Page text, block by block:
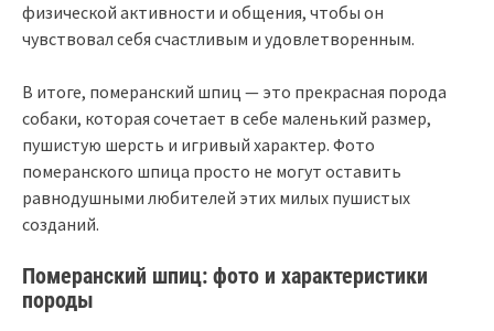
физической активности и общения, чтобы он
чувствовал себя счастливым и удовлетворенным.
В итоге, померанский шпиц — это прекрасная порода
собаки, которая сочетает в себе маленький размер,
пушистую шерсть и игривый характер. Фото
померанского шпица просто не могут оставить
равнодушными любителей этих милых пушистых
созданий.
Померанский шпиц: фото и характеристики
породы